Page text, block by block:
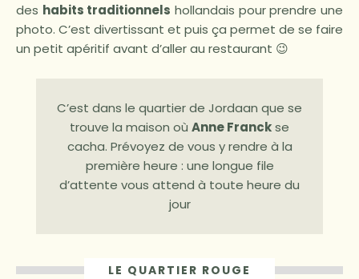
des habits traditionnels hollandais pour prendre une
photo. C’est divertissant et puis ça permet de se faire
un petit apéritif avant d’aller au restaurant 😉
C’est dans le quartier de Jordaan que se
trouve la maison où Anne Franckse
cacha. Prévoyez de vous y rendre à la
première heure : une longue file
d’attente vous attend à toute heure du
jour
LE QUARTIER ROUGE